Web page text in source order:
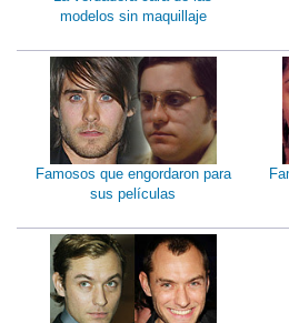
modelos sin maquillaje
Famosos que engordaron para
sus películas